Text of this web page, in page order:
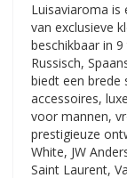
Luisaviaroma is
van exclusieve
beschikbaar in
Russisch,
biedt een brede
accessoires,
voor mannen,
prestigieuze
White, JW
Saint Laurent,